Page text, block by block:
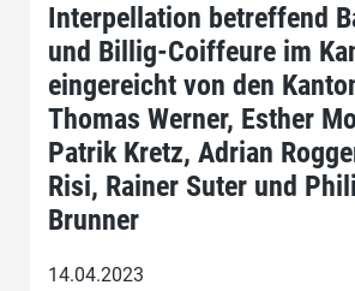
Interpellation betreffend
und Billig-Coiffeure im
eingereicht von den
Thomas Werner, Esther
Patrik Kretz, Adrian
Risi, Rainer Suter und
Brunner
14.04.2023